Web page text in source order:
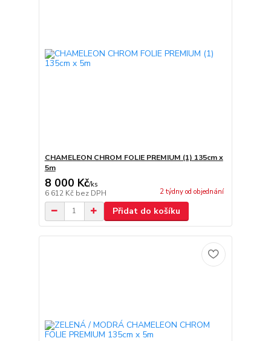
CHAMELEON CHROM FOLIE PREMIUM (1) 135cm x
5m
8 000 Kč/ks
6 612 Kč bez DPH 2 týdny od objednání
Přidat do košíku